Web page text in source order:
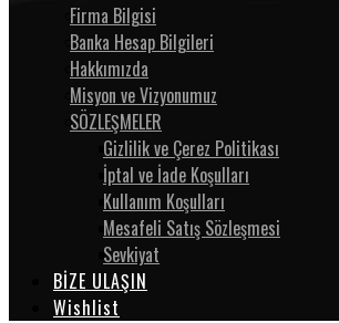
Firma Bilgisi
Banka Hesap Bilgileri
Hakkımızda
Misyon ve Vizyonumuz
SÖZLEŞMELER
Gizlilik ve Çerez Politikası
İptal ve İade Koşulları
Kullanım Koşulları
Mesafeli Satış Sözleşmesi
Sevkiyat
BİZE ULAŞIN
Wishlist